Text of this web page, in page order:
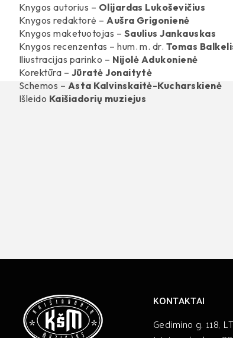
Knygos autorius – Olijardas Lukoševičius
Knygos redaktorė – Aušra Grigonienė
Knygos maketuotojas – Saulius Jankauskas
Knygos recenzentas – hum. m. dr. Tomas
Iliustracijas parinko – Nijolė Adukonienė
Korektūra – Jūratė Jonaitytė
Schemos – Asta Kalvinskaitė-Kucharskienė
Išleido Kaišiadorių muziejus
KONTAKTAI
Gedimino g. 118,